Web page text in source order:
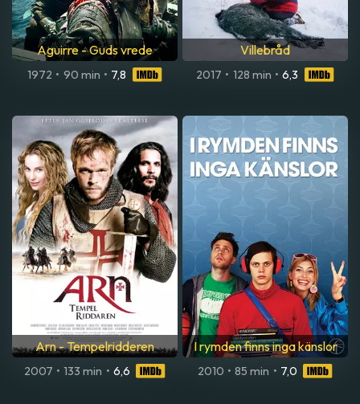
Aguirre - Guds vrede
1972 • 90 min • 7,8
Villebråd
2017 • 128 min • 6,3
Arn - Tempelridderen
2007 • 133 min • 6,6
I rymden finns inga känslor
2010 • 85 min • 7,0